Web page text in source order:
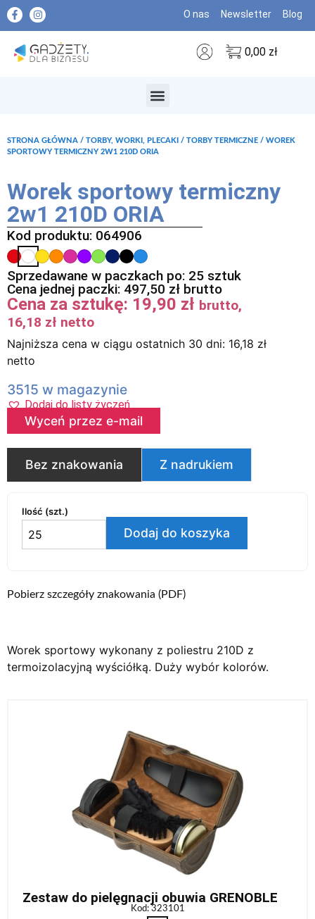
O nas Newsletter Blog
0,00 zł
STRONA GŁÓWNA / TORBY, WORKI, PLECAKI / TORBY TERMICZNE / WOREK
SPORTOWY TERMICZNY 2W1 210D ORIA
Worek sportowy termiczny
2w1 210D ORIA
Kod produktu: 064906
Sprzedawane w paczkach po: 25 sztuk
Cena jednej paczki: 497,50 zł brutto
Cena za sztukę: 19,90 zł brutto,
16,18 zł netto
Najniższa cena w ciągu ostatnich 30 dni: 16,18 zł
netto
3515 w magazynie
Dodaj do listy życzeń
Wyceń przez e-mail
Bez znakowania Z nadrukiem
Ilość (szt.)
Dodaj do koszyka
Pobierz szczegóły znakowania (PDF)
Worek sportowy wykonany z poliestru 210D z
termoizolacyjną wyściółką. Duży wybór kolorów.
Zestaw do pielęgnacji obuwia GRENOBLE
Kod: 323101